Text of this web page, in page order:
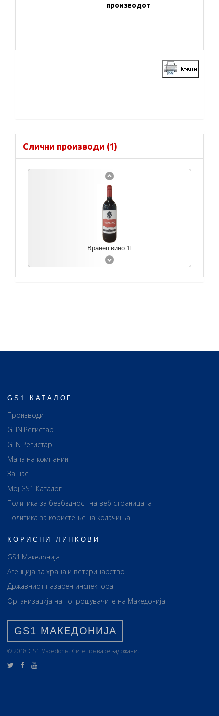
производот
Слични производи (1)
Вранец вино 1l
GS1 КАТАЛОГ
Производи
GTIN Регистар
GLN Регистар
Мапа на компании
За нас
Мој GS1 Каталог
Политика за безбедност на веб страницата
Политика за користење на колачиња
КОРИСНИ ЛИНКОВИ
GS1 Македонија
Агенција за храна и ветеринарство
Државниот пазарен инспекторат
Организација на потрошувачите на Македонија
GS1 МАКЕДОНИЈА
© 2018 GS1 Маcedonia. Сите права се задржани.